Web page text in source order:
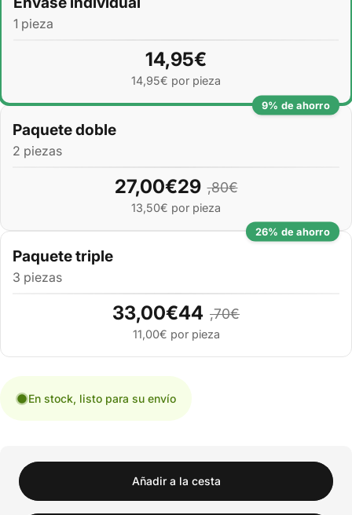
1 pieza
14,95€
14,95€ por pieza
9% de ahorro
2 piezas
27,00€29
13,50€ por pieza
26% de ahorro
Paquete triple
3 piezas
33,00€44
11,00€ por pieza